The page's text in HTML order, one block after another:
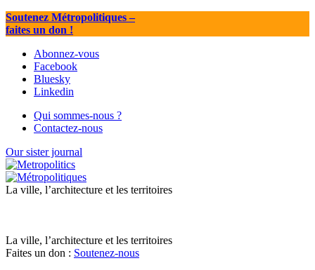
Soutenez Métropolitiques–
faites un don !
Abonnez-vous
Facebook
Bluesky
Linkedin
Qui sommes-nous ?
Contactez-nous
Our sister journal
La ville, l’architecture et les territoires
La ville, l’architecture et les territoires
Faites un don : Soutenez-nous